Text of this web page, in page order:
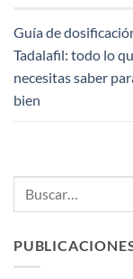
Guía de
Tadalafil: todo lo
necesitas saber
bien